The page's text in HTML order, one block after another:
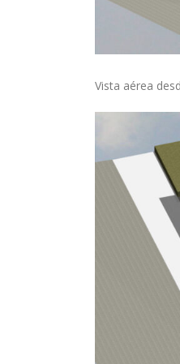
Vista aérea